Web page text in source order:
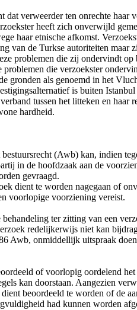
dat verweerder ten onrechte haar
heeft zich onverwijld
haar etnische afkomst.
van de Turkse autoriteiten maar
problemen die zij ondervindt op
die verzoekster
gronden als genoemd in het
is buiten
tussen het litteken en haar
hardheid.
(Awb) kan, indien
in de hoofdzaak aan de
gevraagd.
dient te worden nagegaan of
voorlopige voorziening vereist.
ter zitting van een
redelijkerwijs niet kan
Awb, onmiddellijk uitspraak
of voorlopig oordelend
kan doorstaan. Aangezien
beoordeeld te worden of de
had kunnen worden